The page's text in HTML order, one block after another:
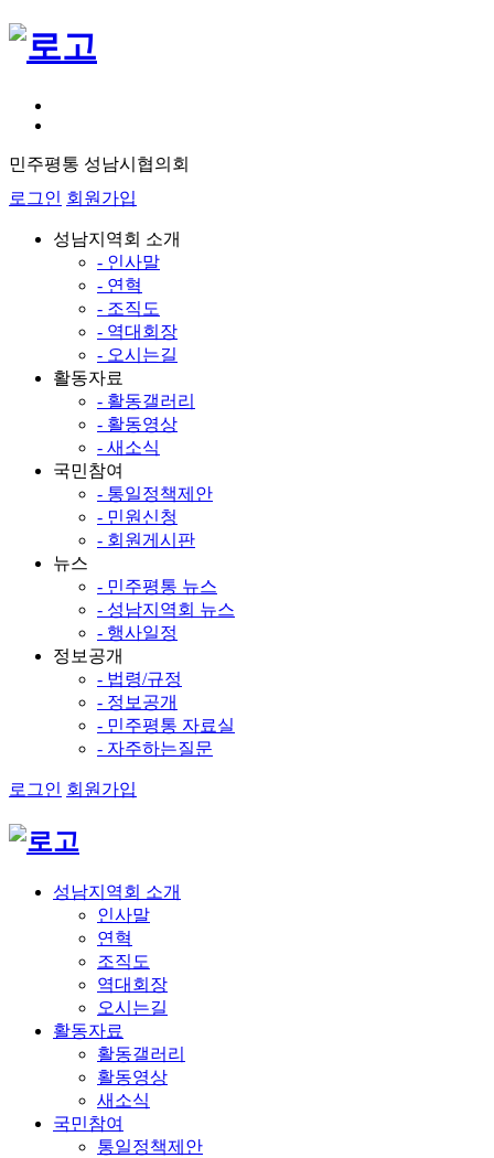
민주평통 성남시협의회
로그인 회원가입
성남지역회 소개
- 인사말
- 연혁
- 조직도
- 역대회장
- 오시는길
활동자료
- 활동갤러리
- 활동영상
- 새소식
국민참여
- 통일정책제안
- 민원신청
- 회원게시판
뉴스
- 민주평통 뉴스
- 성남지역회 뉴스
- 행사일정
정보공개
- 법령/규정
- 정보공개
- 민주평통 자료실
- 자주하는질문
로그인 회원가입
성남지역회 소개
인사말
연혁
조직도
역대회장
오시는길
활동자료
활동갤러리
활동영상
새소식
국민참여
통일정책제안